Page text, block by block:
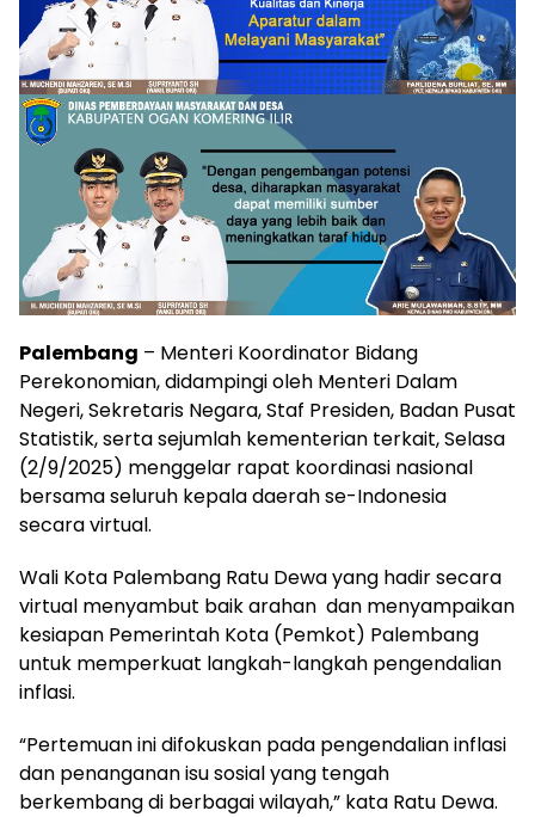
Palembang – Menteri Koordinator Bidang
Perekonomian, didampingi oleh Menteri Dalam
Negeri, Sekretaris Negara, Staf Presiden, Badan Pusat
Statistik, serta sejumlah kementerian terkait, Selasa
(2/9/2025) menggelar rapat koordinasi nasional
bersama seluruh kepala daerah se-Indonesia
secara virtual.
Wali Kota Palembang Ratu Dewa yang hadir secara
virtual menyambut baik arahan dan menyampaikan
kesiapan Pemerintah Kota (Pemkot) Palembang
untuk memperkuat langkah-langkah pengendalian
inflasi.
“Pertemuan ini difokuskan pada pengendalian inflasi
dan penanganan isu sosial yang tengah
berkembang di berbagai wilayah,” kata Ratu Dewa.